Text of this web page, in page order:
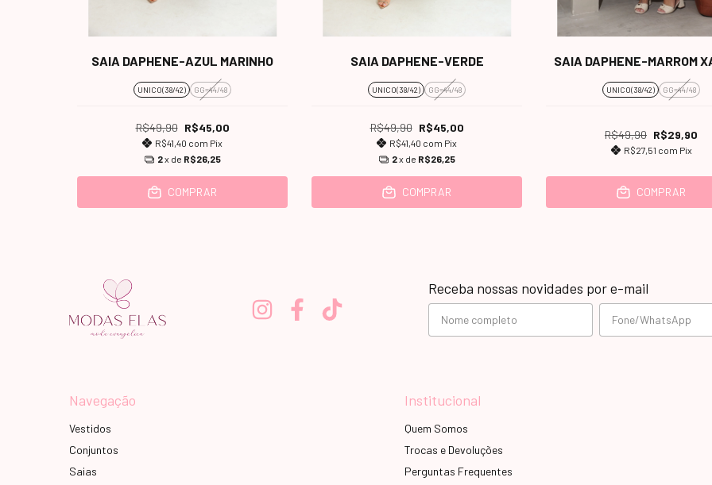
SAIA DAPHENE-AZUL MARINHO
UNICO(38/42) GG=44/48
R$49,90 R$45,00
R$41,40 com Pix
2x de R$26,25
COMPRAR
SAIA DAPHENE-VERDE
UNICO(38/42) GG=44/48
R$49,90 R$45,00
R$41,40 com Pix
2x de R$26,25
COMPRAR
SAIA DAPHENE-MARROM
UNICO(38/42) GG=44/48
R$49,90 R$29,90
R$27,51 com Pix
COMPRAR
Receba nossas novidades por e-mail
Navegação
Vestidos
Conjuntos
Saias
Institucional
Quem Somos
Trocas e Devoluções
Perguntas Frequentes